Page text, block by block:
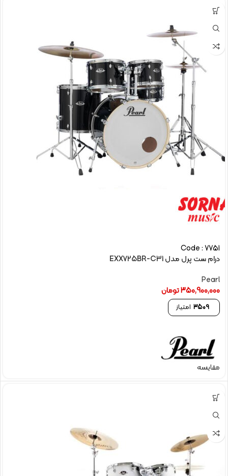
Code : 7751
درام ست پرل مدل EXX725BR-C31
Pearl
350,900,000تومان
3509 امتیاز
مقایسه